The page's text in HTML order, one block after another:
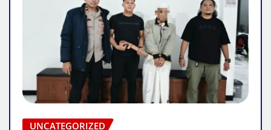
UNCATEGORIZED